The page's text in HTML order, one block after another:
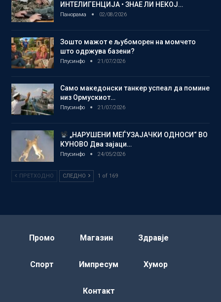
ИНТЕЛИГЕНЦИЈА • ЗНАЕ ЛИ НЕКОЈ…
Панорама 02/08/2026
Зошто мажот е љубоморен на момчето
што одржува базени?
Плусинфо 21/07/2026
Само македонски танкер успеал да помине
низ Ормускиот…
Плусинфо 21/07/2026
„НАРУШЕНИ МЕЃУЗАЈАЧКИ ОДНОСИ“ ВО
КУНОВО Два зајаци…
Плусинфо 24/05/2026
ПРЕТХОДНО СЛЕДНО 1 of 169
Промо Магазин Здравје
Спорт Импресум Хумор
Контакт